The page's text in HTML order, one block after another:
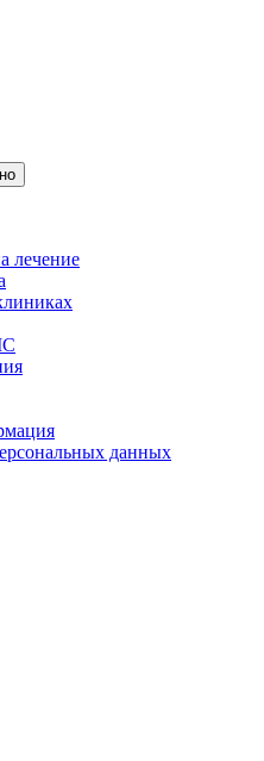
лечение
данных